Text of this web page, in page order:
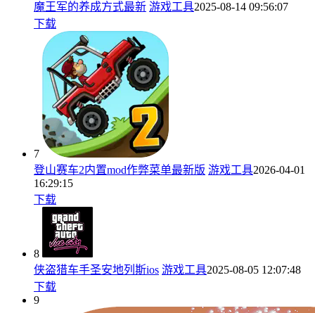
魔王军的养成方式最新 游戏工具2025-08-14 09:56:07
下载
7
登山赛车2内置mod作弊菜单最新版 游戏工具2026-04-01
16:29:15
下载
8
侠盗猎车手圣安地列斯ios 游戏工具2025-08-05 12:07:48
下载
9